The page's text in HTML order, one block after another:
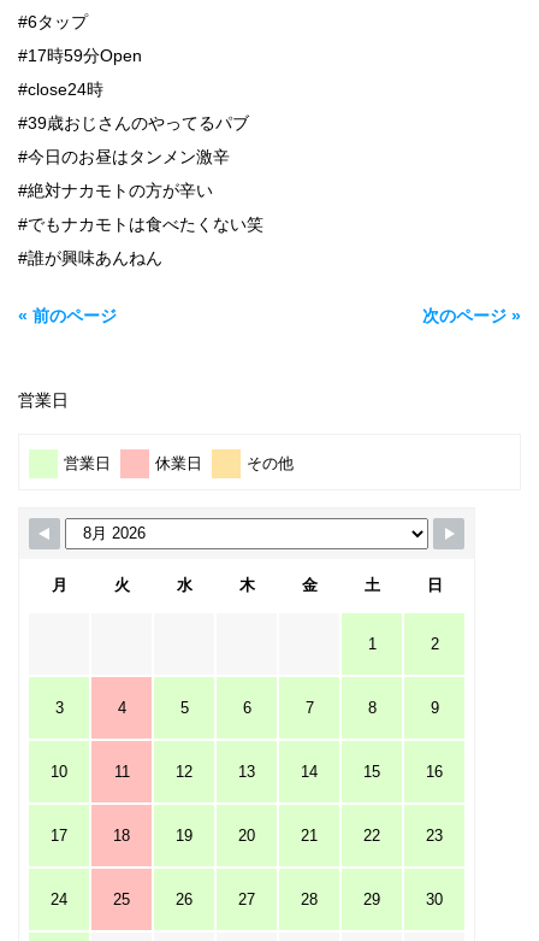
#6タップ
#17時59分Open
#close24時
#39歳おじさんのやってるパブ
#今日のお昼はタンメン激辛
#絶対ナカモトの方が辛い
#でもナカモトは食べたくない笑
#誰が興味あんねん
« 前のページ 次のページ »
営業日
営業日 休業日 その他
月 火 水 木 金 土 日
1 2
3 4 5 6 7 8 9
10 11 12 13 14 15 16
17 18 19 20 21 22 23
24 25 26 27 28 29 30